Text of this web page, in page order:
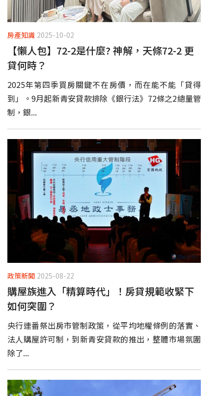
房產知識 2025-10-02
【懶人包】72-2是什麼? 神解，天條72-2 更
貸何時？
2025年第四季買房關鍵不在房價，而在能不能「貸得
到」。9月起新青安貸款排除《銀行法》72條之2總量管
制，銀...
政策新聞 2025-08-22
購屋族進入「精算時代」！房貸規範收緊下
如何突圍？
央行連番祭出房市管制政策，從平均地權條例的落實、
法人購屋許可制，到新青安貸款的推出，整體市場氛圍
除了...